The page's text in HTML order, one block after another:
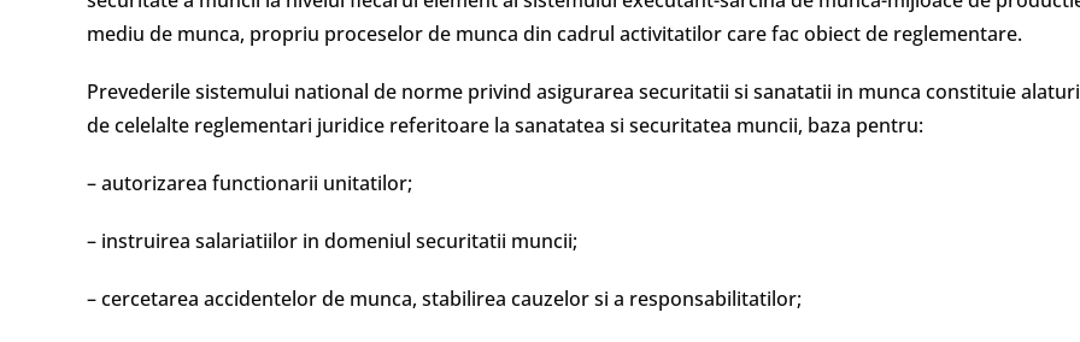
mediu de munca, propriu proceselor de munca din cadrul activitatilor care fac obiect de reglementare.
Prevederile sistemului national de norme privind asigurarea securitatii si sanatatii in munca constituie alaturi
de celelalte reglementari juridice referitoare la sanatatea si securitatea muncii, baza pentru:
– autorizarea functionarii unitatilor;
– instruirea salariatiilor in domeniul securitatii muncii;
– cercetarea accidentelor de munca, stabilirea cauzelor si a responsabilitatilor;